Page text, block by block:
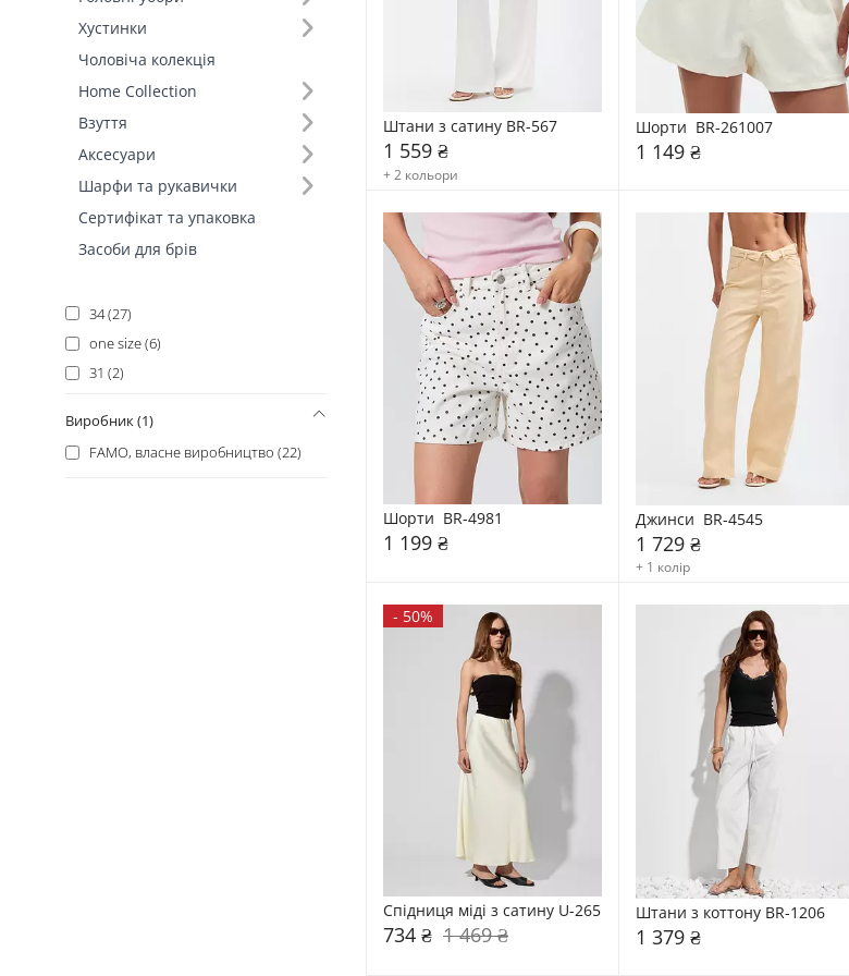
Хустинки
Чоловіча колекція
Home Collection
Взуття
Аксесуари
Шарфи та рукавички
Сертифікат та упаковка
Засоби для брів
M/L (45)
XS/S (44)
40 (44)
36 (42)
42 (41)
34 (27)
one size (6)
31 (2)
Виробник (1)
FAMO, власне виробництво (22)
Штани з сатину BR-567
1 559 ₴
+ 2 кольори
Шорти  BR-261007
1 149 ₴
Шорти  BR-4981
1 199 ₴
Джинси  BR-4545
1 729 ₴
+ 1 колір
- 50%
Спідниця міді з сатину U-265
734 ₴ 1 469 ₴
Штани з коттону BR-1206
1 379 ₴